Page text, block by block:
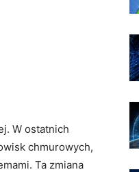
W ostatnich
chmurowych,
Ta zmiana